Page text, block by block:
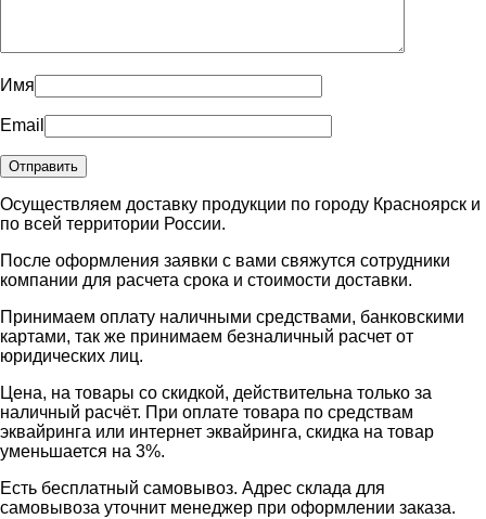
Имя
Email
Осуществляем доставку продукции по городу Красноярск и
по всей территории России.
После оформления заявки с вами свяжутся сотрудники
компании для расчета срока и стоимости доставки.
Принимаем оплату наличными средствами, банковскими
картами, так же принимаем безналичный расчет от
юридических лиц.
Цена, на товары со скидкой, действительна только за
наличный расчёт. При оплате товара по средствам
эквайринга или интернет эквайринга, скидка на товар
уменьшается на 3%.
Есть бесплатный самовывоз. Адрес склада для
самовывоза уточнит менеджер при оформлении заказа.